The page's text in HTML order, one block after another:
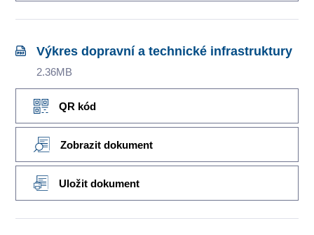
Výkres dopravní a technické infrastruktury
2.36MB
QR kód
Zobrazit dokument
Uložit dokument